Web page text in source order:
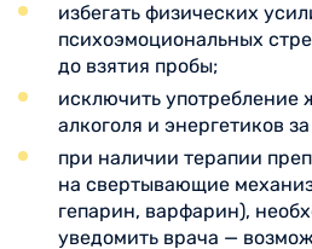
избегать физических
психоэмоциональных
до взятия пробы;
исключить
алкоголя и энергетиков
при наличии терапии
на свертывающие
гепарин, варфарин),
уведомить врача —